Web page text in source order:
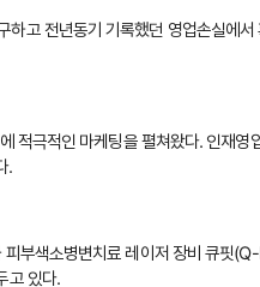
고 전년동기 기록했던 영업손실에서
적극적인 마케팅을 펼쳐왔다. 인재영
.
부색소병변치료 레이저 장비 큐핏
고 있다.